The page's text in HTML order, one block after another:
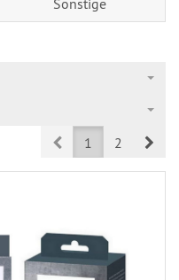
Sonstige
Prev1 2